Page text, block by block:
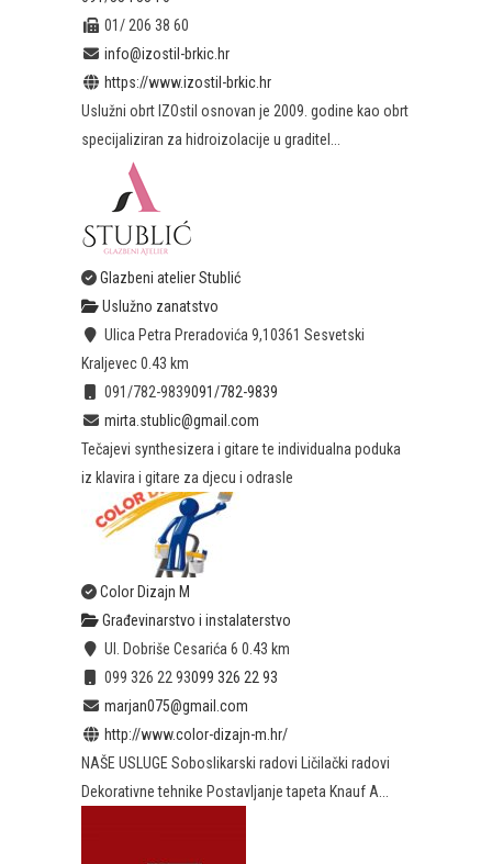
01/ 206 38 60
info@izostil-brkic.hr
https://www.izostil-brkic.hr
Uslužni obrt IZOstil osnovan je 2009. godine kao obrt
specijaliziran za hidroizolacije u graditel...
Glazbeni atelier Stublić
Uslužno zanatstvo
Ulica Petra Preradovića 9,10361 Sesvetski
Kraljevec0.43 km
091/782-9839091/782-9839
mirta.stublic@gmail.com
Tečajevi synthesizera i gitare te individualna poduka
iz klavira i gitare za djecu i odrasle
Color Dizajn M
Građevinarstvo i instalaterstvo
Ul. Dobriše Cesarića 6 0.43 km
099 326 22 93099 326 22 93
marjan075@gmail.com
http://www.color-dizajn-m.hr/
NAŠE USLUGE Soboslikarski radovi Ličilački radovi
Dekorativne tehnike Postavljanje tapeta Knauf A...